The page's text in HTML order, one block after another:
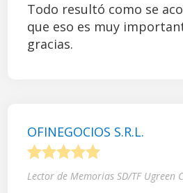
Todo resultó como se
que eso es muy
gracias.
OFINEGOCIOS S.R.L.
Lector de Memorias SD/TF Ugreen